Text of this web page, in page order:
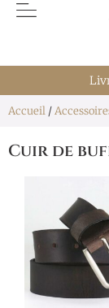
Accueil /
Cuir de